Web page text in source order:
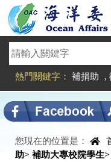
進入內容區塊
熱門關鍵字： 補捐助 ,
您現在的位置是：
助> 補助大專校院學生>
中央內容區塊